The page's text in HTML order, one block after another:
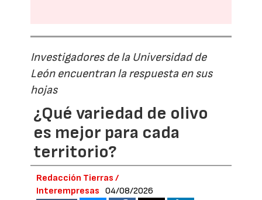
Investigadores de la Universidad de
León encuentran la respuesta en sus
hojas
¿Qué variedad de olivo
es mejor para cada
territorio?
Redacción Tierras /
Interempresas
04/08/2026